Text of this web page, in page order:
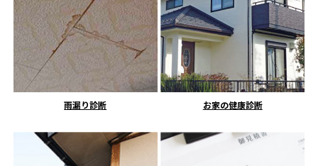
雨漏り診断 お家の健康診断